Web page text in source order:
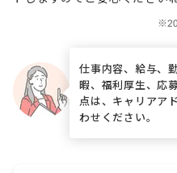
仕事内容、給与、
暇、福利厚生、応
点は、キャリアア
わせください。